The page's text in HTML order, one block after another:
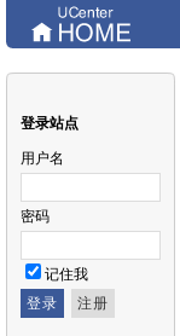
登录站点
用户名
密码
记住我